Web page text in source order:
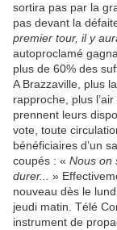
sortira pas par la
pas devant la
premier tour, il y
autoproclamé
plus de 60% des
A Brazzaville, plus
rapproche, plus
prennent leurs
vote, toute
bénéficiaires d’un
coupés : « Nous on
durer...
»
nouveau dès le
jeudi matin. Télé
instrument de